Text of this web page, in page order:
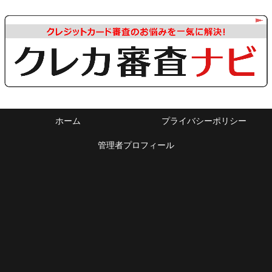
ホーム プライバシーポリシー
管理者プロフィール